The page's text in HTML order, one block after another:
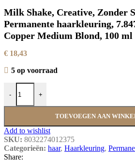
Milk Shake, Creative, Zonder
Permanente haarkleuring,
Copper Medium Blond, 100 ml
€ 18,43
5 op voorraad
-
Milk Shake, Creative, Zonder SLS/
+
TOEVOEGEN AAN
Add to wishlist
SKU: 8032274012375
Categorieën: haar, Haarkleuring,
Share: